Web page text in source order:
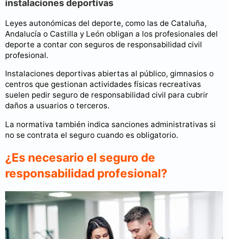
instalaciones deportivas
Leyes autonómicas del deporte, como las de Cataluña,
Andalucía o Castilla y León obligan a los profesionales del
deporte a contar con seguros de responsabilidad civil
profesional.
Instalaciones deportivas abiertas al público, gimnasios o
centros que gestionan actividades físicas recreativas
suelen pedir seguro de responsabilidad civil para cubrir
daños a usuarios o terceros.
La normativa también indica sanciones administrativas si
no se contrata el seguro cuando es obligatorio.
¿Es necesario el seguro de
responsabilidad profesional?